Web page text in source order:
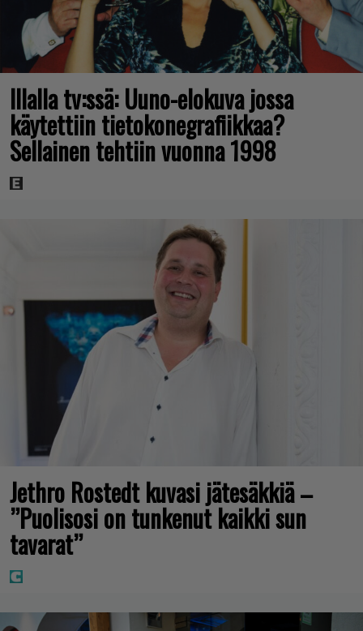
Illalla tv:ssä: Uuno-elokuva jossa
käytettiin tietokonegrafiikkaa?
Sellainen tehtiin vuonna 1998
Jethro Rostedt kuvasi jätesäkkiä –
”Puolisosi on tunkenut kaikki sun
tavarat”